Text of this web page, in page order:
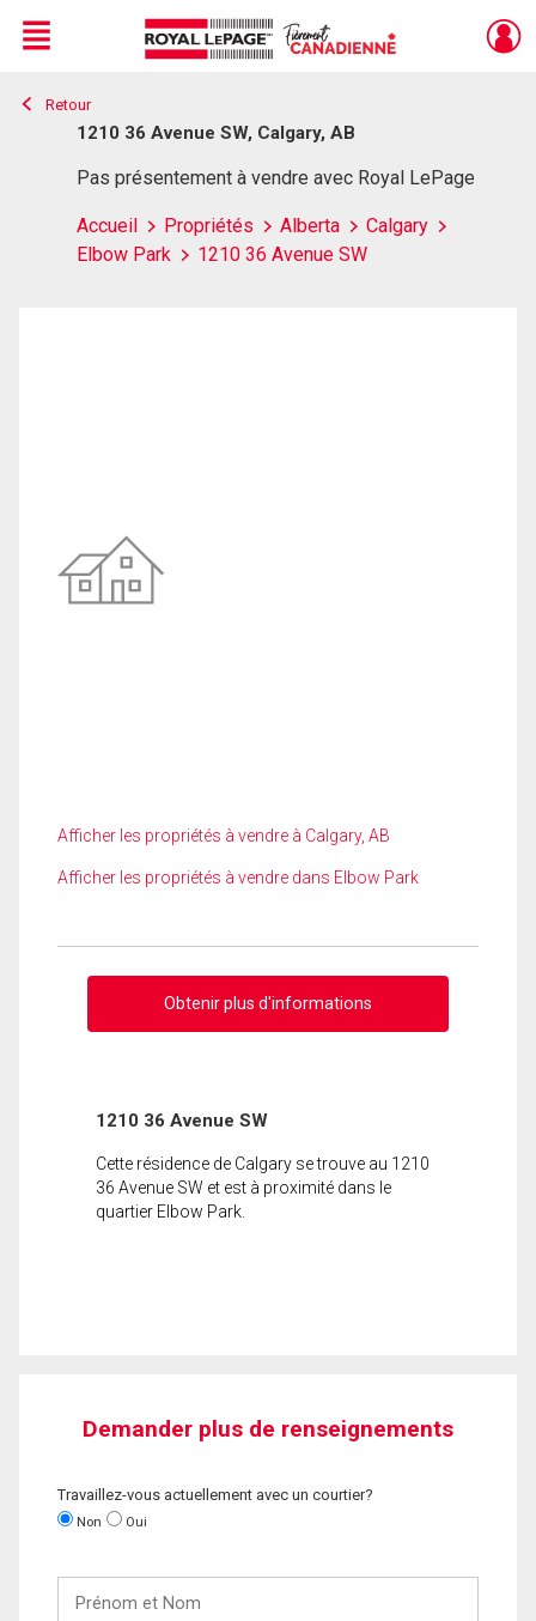
Live
En Direct
Menu
Retour
1210 36 Avenue SW, Calgary, AB
Pas présentement à vendre avec Royal LePage
Accueil Propriétés Alberta
Calgary
Elbow Park
1210 36 Avenue SW
Afficher les propriétés à vendre à Calgary, AB
Afficher les propriétés à vendre dans Elbow Park
Obtenir plus d'informations
1210 36 Avenue SW
Cette résidence de Calgary se trouve au 1210
36 Avenue SW et est à proximité dans le
quartier Elbow Park.
Demander plus de renseignements
Travaillez-vous actuellement avec un courtier?
Non Oui